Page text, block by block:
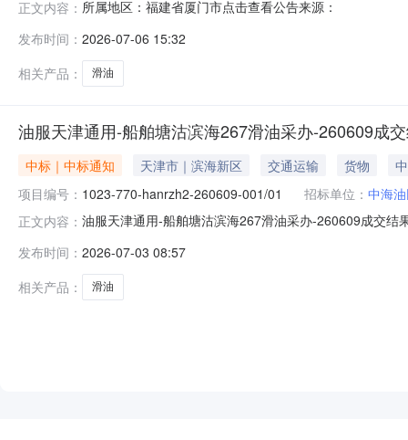
正文内容： 所属地区：福建省厦门市点击查看公告来源：
发布时间： 2026-07-06 15:32
相关产品：
滑油
油服天津通用-船舶塘沽滨海267滑油采办-260609成
中标｜中标通知 天津市｜滨海新区 交通运输 货物
项目编号： 1023-770-hanrzh2-260609-001/01 招标单位： 中海
正文内容： 油服天津通用-船舶塘沽滨海267滑油采办-260609成交
额（含增值税）天津恒康机械设备有限公司
发布时间： 2026-07-03 08:57
相关产品：
滑油